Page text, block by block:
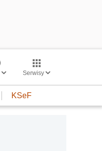
Serwisy
KSeF